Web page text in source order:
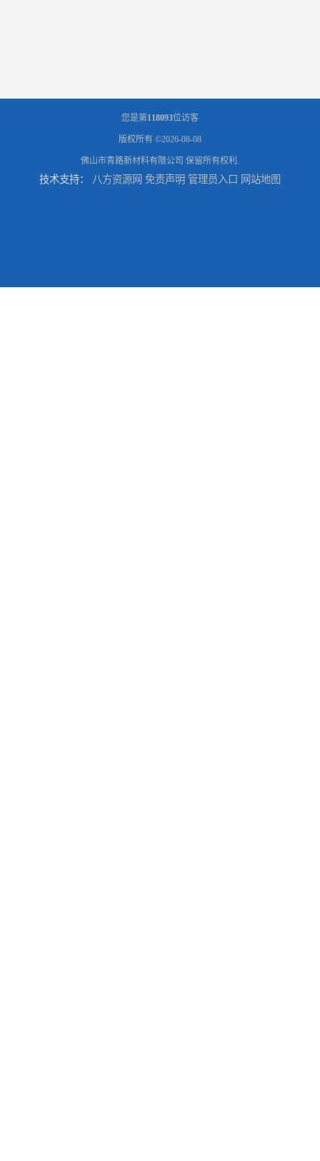
您是第118093位访客
版权所有 ©2026-08-08
佛山市青路新材料有限公司 保留所有权利.
技术支持： 八方资源网 免责声明 管理员入口 网站地图